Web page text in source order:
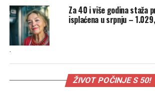
Za 40 i više godina staža
isplaćena u srpnju –
.
ŽIVOT POČINJE S 50!